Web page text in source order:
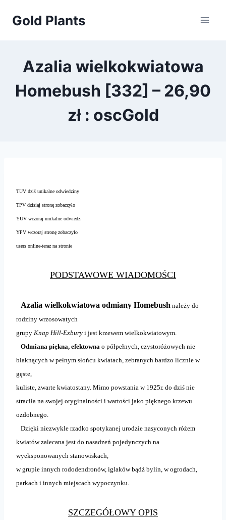
Gold Plants
Azalia wielkokwiatowa
Homebush [332] – 26,90
zł : oscGold
TUV dziś unikalne odwiedziny
TPV dzisiaj stronę zobaczyło
YUV wczoraj unikalne odwiedz.
YPV wczoraj stronę zobaczyło
users online-teraz na stronie
PODSTAWOWE WIADOMOŚCI
Azalia wielkokwiatowa odmiany Homebush należy do
rodziny wrzosowatych
grupy Knap Hill-Exbury i jest krzewem wielkokwiatowym.
Odmiana piękna, efektowna o półpełnych, czystoróżowych nie
blaknących w pełnym słońcu kwiatach, zebranych bardzo licznie w
gęste,
kuliste, zwarte kwiatostany. Mimo powstania w 1925r. do dziś nie
straciła na swojej oryginalności i wartości jako pięknego krzewu
ozdobnego.
Dzięki niezwykle rzadko spotykanej urodzie nasyconych różem
kwiatów zalecana jest do nasadzeń pojedynczych na
wyeksponowanych stanowiskach,
w grupie innych rododendronów, iglaków bądź bylin, w ogrodach,
parkach i innych miejscach wypoczynku.
SZCZEGÓŁOWY OPIS